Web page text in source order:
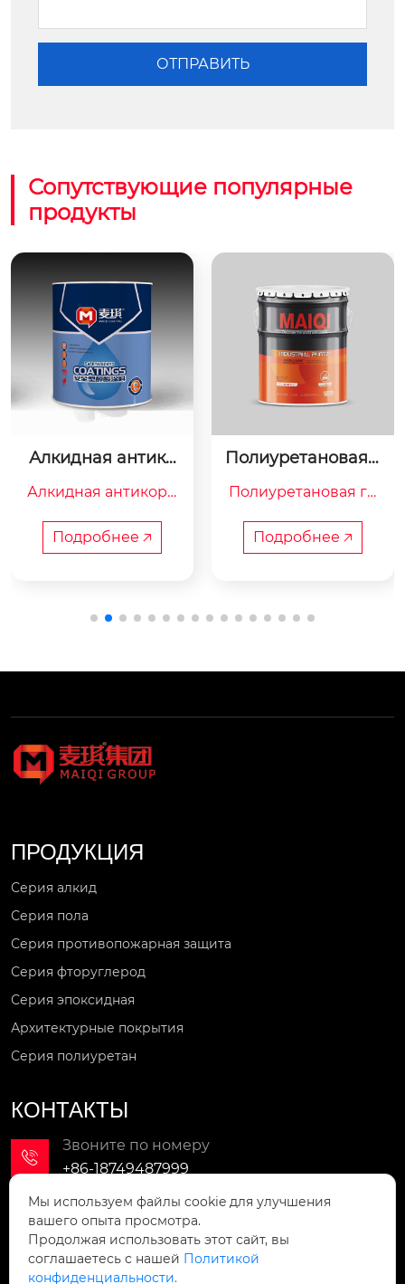
Сопутствующие популярные
продукты
Алкидная антико
а
Алкидная антикорр
оит из модифициро
ванной алкидной с
мента для тела, суш
Подробнее 🡥
Полиуретановая г
Полиуретановая гр
полиуретановой см
олы, атмосферостой
ворителя и добавок
Подробнее 🡥
ПРОДУКЦИЯ
Серия алкид
Серия пола
Серия противопожарная защита
Серия фторуглерод
Серия эпоксидная
Архитектурные покрытия
Серия полиуретан
КОНТАКТЫ

Звоните по номеру
+86-18749487999

Мы в сети
lx965232623@qq.com
Мы находимся
Мы используем файлы cookie для улучшения
вашего опыта просмотра.
Продолжая использовать этот сайт, вы
соглашаетесь с нашей Политикой
конфиденциальности.